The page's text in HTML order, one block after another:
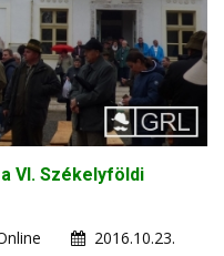
VI. Székelyföldi
2016.10.23.